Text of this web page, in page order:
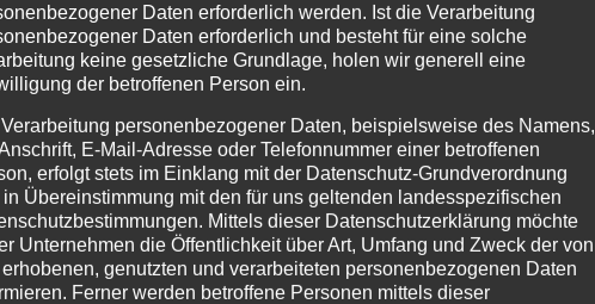
BIANCA FOLLRICH 0
Daten erforderlich werden. Ist die Verarbeitung
Daten erforderlich und besteht für eine solche
keine gesetzliche Grundlage, holen wir generell eine
der betroffenen Person ein.
personenbezogener Daten, beispielsweise des Namens,
E-Mail-Adresse oder Telefonnummer einer betroffenen
erfolgt stets im Einklang mit der Datenschutz-Grundverordnung
in Übereinstimmung mit den für uns geltenden landesspezifischen
Mittels dieser Datenschutzerklärung möchte
Unternehmen die Öffentlichkeit über Art, Umfang und Zweck der von
genutzten und verarbeiteten personenbezogenen Daten
Ferner werden betroffene Personen mittels dieser